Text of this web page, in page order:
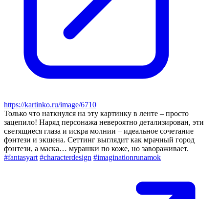
https://kartinko.ru/image/6710
Только что наткнулся на эту картинку в ленте – просто
зацепило! Наряд персонажа невероятно детализирован, эти
светящиеся глаза и искра молнии – идеальное сочетание
фэнтези и экшена. Сеттинг выглядит как мрачный город
фэнтези, а маска… мурашки по коже, но завораживает.
#fantasyart #characterdesign #imaginationrunamok